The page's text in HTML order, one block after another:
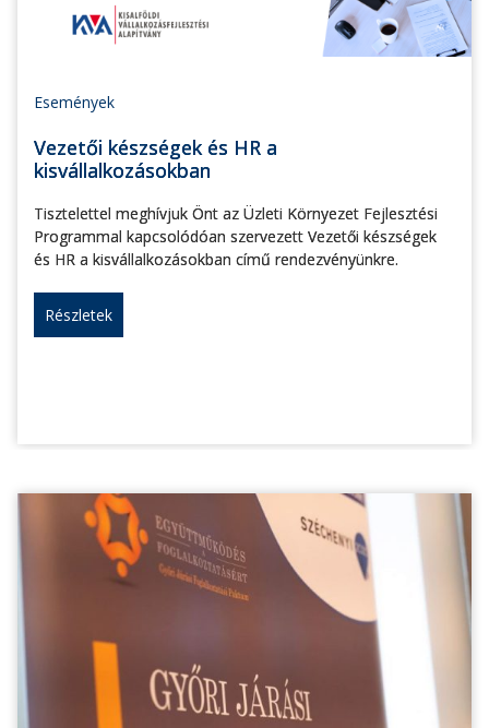
Események
Vezetői készségek és HR a
kisvállalkozásokban
Tisztelettel meghívjuk Önt az Üzleti Környezet Fejlesztési
Programmal kapcsolódóan szervezett Vezetői készségek
és HR a kisvállalkozásokban című rendezvényünkre.
Részletek